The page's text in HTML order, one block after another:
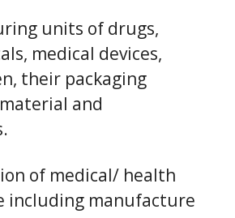
units of drugs,
medical devices,
their packaging
and
of medical/ health
including manufacture